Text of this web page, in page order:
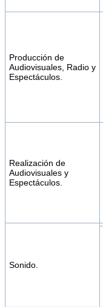
Producción de
Audiovisuales, Radio y
Espectáculos.
Realización de
Audiovisuales y
Espectáculos.
Sonido.